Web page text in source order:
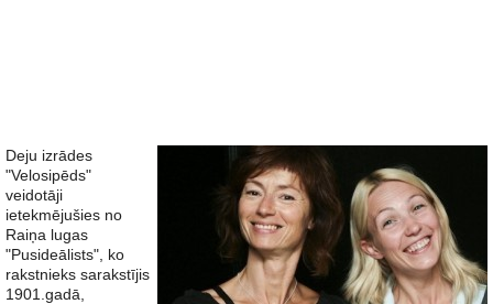
Deju izrādes
"Velosipēds"
veidotāji
ietekmējušies no
Raiņa lugas
"Pusideālists", ko
rakstnieks sarakstījis
1901.gadā,